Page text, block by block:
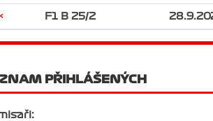
F1 B 25/2
PŘIHLÁŠENÝCH